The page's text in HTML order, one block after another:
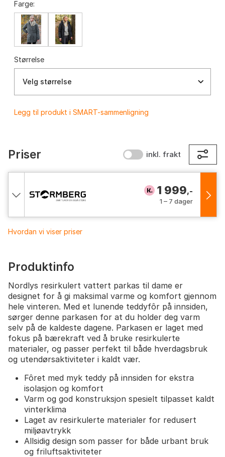
Farge:
Størrelse
Velg størrelse
Legg til produkt i SMART-sammenligning
Priser inkl. frakt
1 999,-
1 – 7 dager
Hvordan vi viser priser
Produktinfo
Nordlys resirkulert vattert parkas til dame er
designet for å gi maksimal varme og komfort gjennom
hele vinteren. Med et lunende teddyfôr på innsiden,
sørger denne parkasen for at du holder deg varm
selv på de kaldeste dagene. Parkasen er laget med
fokus på bærekraft ved å bruke resirkulerte
materialer, og passer perfekt til både hverdagsbruk
og utendørsaktiviteter i kaldt vær.
Fôret med myk teddy på innsiden for ekstra
isolasjon og komfort
Varm og god konstruksjon spesielt tilpasset kaldt
vinterklima
Laget av resirkulerte materialer for redusert
miljøavtrykk
Allsidig design som passer for både urbant bruk
og friluftsaktiviteter